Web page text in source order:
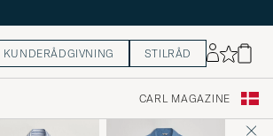
KUNDERÅDGIVNING STILRÅD
CARL MAGAZINE